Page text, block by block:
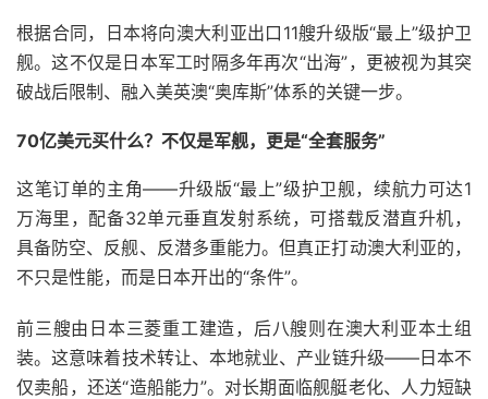
根据合同，日本将向澳大利亚出口11艘升级版“最上”级护卫
舰。这不仅是日本军工时隔多年再次“出海”，更被视为其突
破战后限制、融入美英澳“奥库斯”体系的关键一步。
70亿美元买什么？不仅是军舰，更是“全套服务”
这笔订单的主角——升级版“最上”级护卫舰，续航力可达1
万海里，配备32单元垂直发射系统，可搭载反潜直升机，
具备防空、反舰、反潜多重能力。但真正打动澳大利亚的，
不只是性能，而是日本开出的“条件”。
前三艘由日本三菱重工建造，后八艘则在澳大利亚本土组
装。这意味着技术转让、本地就业、产业链升级——日本不
仅卖船，还送“造船能力”。对长期面临舰艇老化、人力短缺